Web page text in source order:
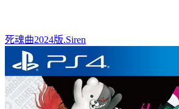
死魂曲2024版.Siren